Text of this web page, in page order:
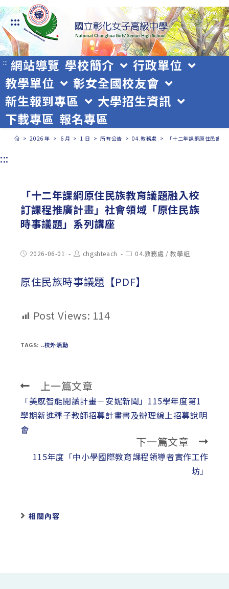
跳
轉
至
主
要
內
容
:::
::: 網站導覽 學校簡介
行政單位
教學單位
彰女全國校友會
新生報到專區
大學招生資訊
下載專區 報名專區
> 2026 年 > 6 月 > 1 日 > 所有公告 > 04.教務處 > 「十二年課綱原住民族
:::
「十二年課綱原住民族教育議題融入校
訂課程推廣計畫」社會領域「原住民族
時事議題」系列講座
Post2026-06-01
Post
author:
chgshteach
Post04.教務處 / 教學組
原住民族時事議題【PDF】
Post Views: 114
TAGS: ..校外活動
Read
more
articles
上一篇文章
「美感智能閱讀計畫－安妮新聞」115學年度第1
學期新進種子教師招募計畫書及辦理線上招募說明
會
下一篇文章
115年度「中小學國際教育課程領導者實作工作
坊」
相關內容